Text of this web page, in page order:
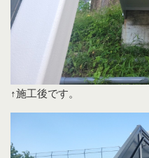
↑施工後です。